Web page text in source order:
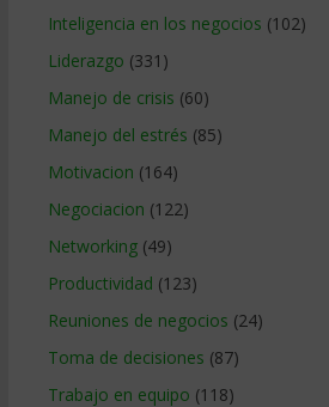
Inteligencia en los negocios (102)
Liderazgo (331)
Manejo de crisis (60)
Manejo del estrés (85)
Motivacion (164)
Negociacion (122)
Networking(49)
Productividad (123)
Reuniones de negocios (24)
Toma de decisiones (87)
Trabajo en equipo (118)